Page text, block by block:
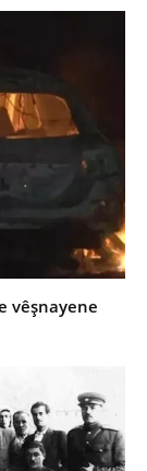
vêşnayene